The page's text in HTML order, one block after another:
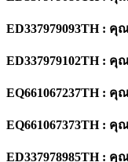
ED337979093TH :
ED337979102TH :
EQ661067237TH :
EQ661067373TH :
ED337978985TH : คุ